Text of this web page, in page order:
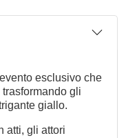
esclusivo che
gli
giallo.
atti, gli attori